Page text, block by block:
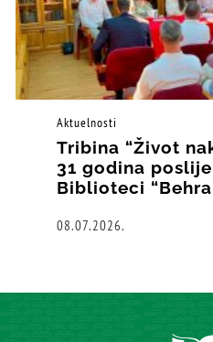
Aktuelnosti
Tribina “Život
31 godina
Biblioteci
08.07.2026.